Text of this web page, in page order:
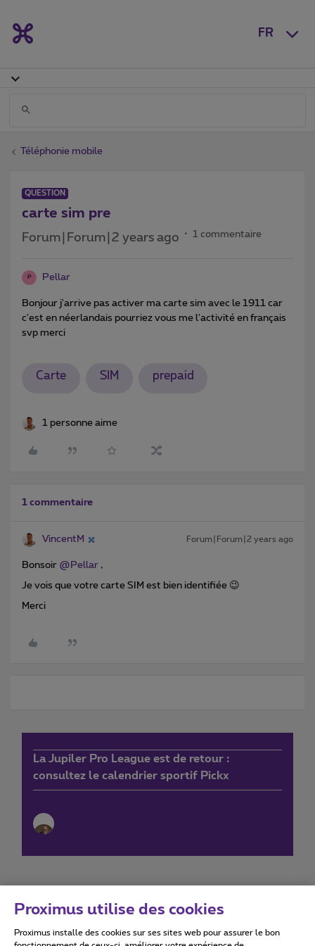
FR
Téléphonie mobile
QUESTION
carte sim pre
Forum|Forum|2 years ago 1 commentaire
P Pellar
Bonjour j'arrive pas activer ma carte sim avec le 1911 car
c'est en néerlandais pourriez vous me l'activité en français
svp merci
Carte SIM prepaid
1 personne aime
1 commentaire
VincentM Forum|Forum|2 years ago
Bonsoir @Pellar ,
Je vois que votre carte SIM est bien identifiée 😉
Merci
La Jupiler Pro League est de retour :
consultez le calendrier sportif Pickx
Conditions d'utilisation Accessibility statement
Proximus utilise des cookies
Proximus installe des cookies sur ses sites web pour assurer le bon